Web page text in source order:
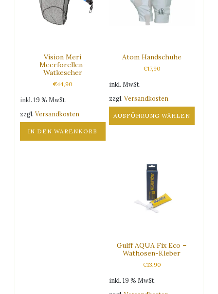
Vision Meri
Meerforellen-
Watkescher
€44,90
inkl. 19 % MwSt.
zzgl. Versandkosten
IN DEN WARENKORB
Atom Handschuhe
€17,90
inkl. MwSt.
zzgl.Versandkosten
AUSFÜHRUNG WÄHLEN
Optionen
Produktseite
gewählt
Gulff AQUA Fix Eco –
Wathosen-Kleber
€13,90
inkl. 19 % MwSt.